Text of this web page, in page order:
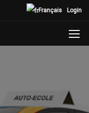
Login
Français